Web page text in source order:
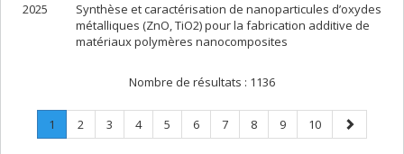
2025
Synthèse et caractérisation de nanoparticules d’oxydes
métalliques (ZnO, TiO2) pour la fabrication additive de
matériaux polymères nanocomposites
Nombre de résultats : 1136
Page
1
Page
Page
2 Page
3 Page
4 Page
5 Page
6 Page
7 Page
8 Page
9 Page
10
Page
suivante